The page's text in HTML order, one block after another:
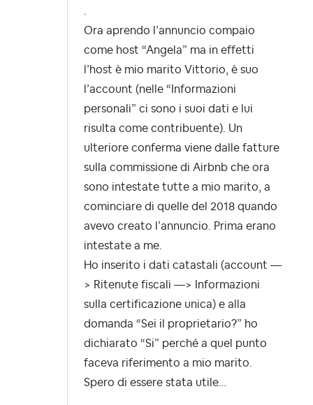
Ora aprendo l’annuncio compaio
come host “Angela” ma in effetti
l’host è mio marito Vittorio, è suo
l’account (nelle “Informazioni
personali” ci sono i suoi dati e lui
risulta come contribuente). Un
ulteriore conferma viene dalle fatture
sulla commissione di Airbnb che ora
sono intestate tutte a mio marito, a
cominciare di quelle del 2018 quando
avevo creato l’annuncio. Prima erano
intestate a me.
Ho inserito i dati catastali (account ––
> Ritenute fiscali ––> Informazioni
sulla certificazione unica) e alla
domanda “Sei il proprietario?” ho
dichiarato “Si” perché a quel punto
faceva riferimento a mio marito.
Spero di essere stata utile…